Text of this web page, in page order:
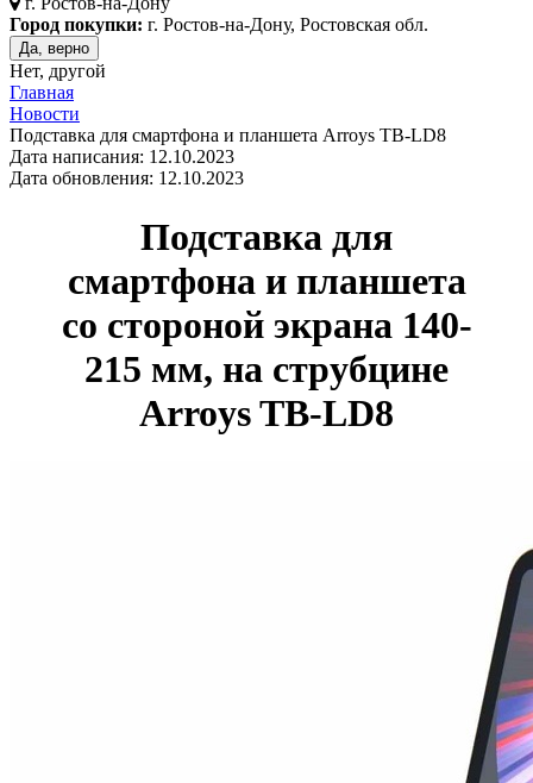
Город покупки: г. Ростов-на-Дону, Ростовская обл.
Да, верно
Нет, другой
Главная
Новости
Подставка для смартфона и планшета Arroys TB-LD8
Дата написания: 12.10.2023
Дата обновления: 12.10.2023
Подставка для
смартфона и планшета
со стороной экрана 140-
215 мм, на струбцине
Arroys TB-LD8